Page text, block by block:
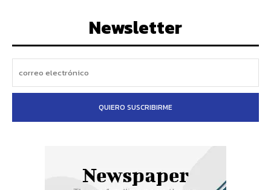
Newsletter
QUIERO SUSCRIBIRME